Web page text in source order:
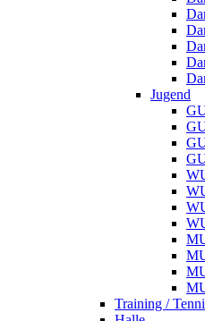
Jugend
Training /